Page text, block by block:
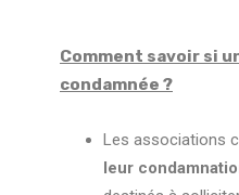
Comment savoir si
condamnée ?
Les associations
leur